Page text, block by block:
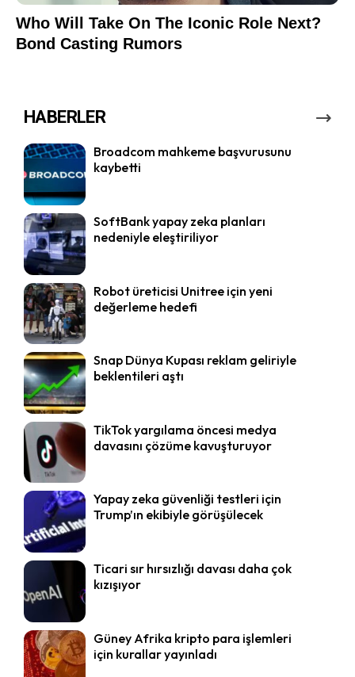
HABERLER
Broadcom mahkeme başvurusunu
kaybetti
SoftBank yapay zeka planları
nedeniyle eleştiriliyor
Robot üreticisi Unitree için yeni
değerleme hedefi
Snap Dünya Kupası reklam geliriyle
beklentileri aştı
TikTok yargılama öncesi medya
davasını çözüme kavuşturuyor
Yapay zeka güvenliği testleri için
Trump’ın ekibiyle görüşülecek
Ticari sır hırsızlığı davası daha çok
kızışıyor
Güney Afrika kripto para işlemleri
için kurallar yayınladı